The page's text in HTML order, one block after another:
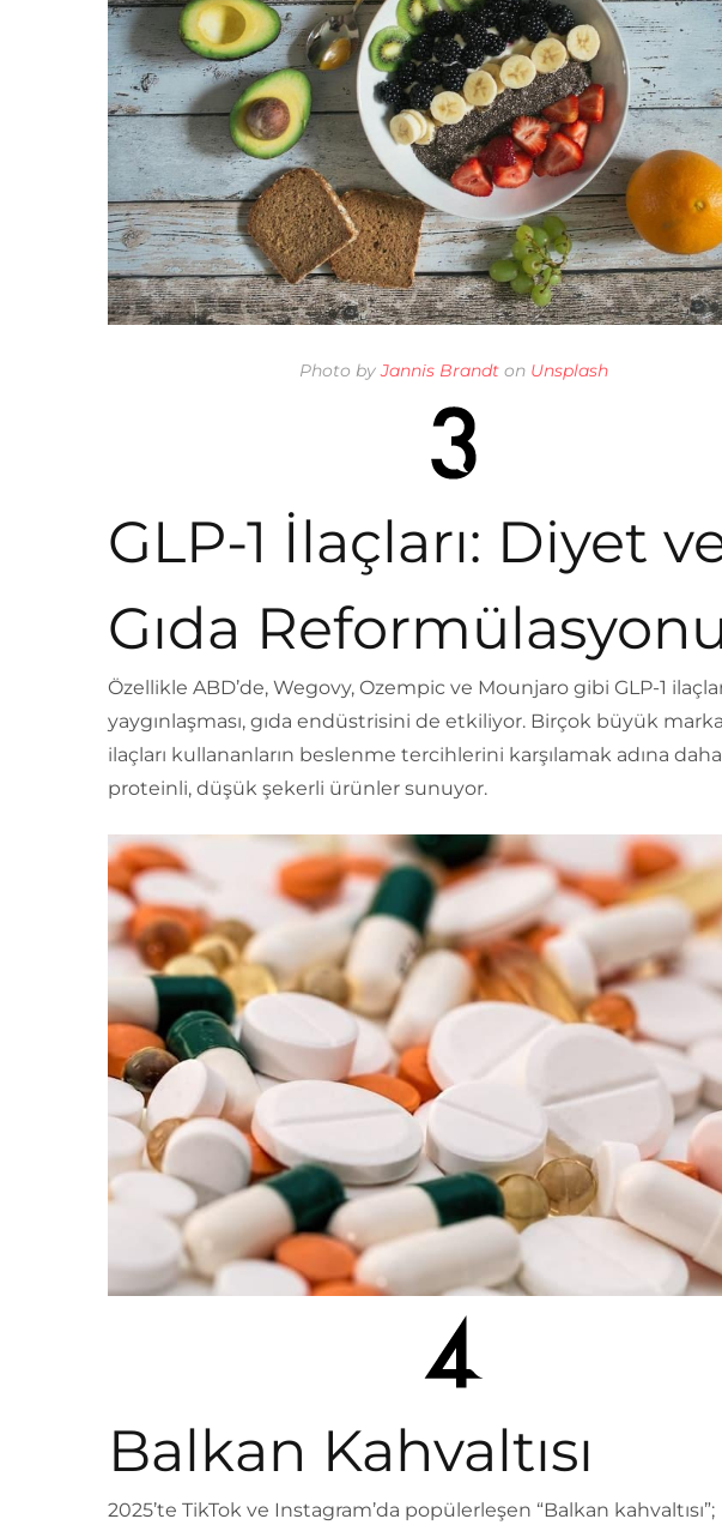
Photo byJannis Brandton Unsplash
GLP-1 İlaçları: Diyet
Gıda
Özellikle ABD’de, Wegovy, Ozempic ve Mounjaro gibi GLP-1
yaygınlaşması, gıda endüstrisini de etkiliyor. Birçok büyük
ilaçları kullananların beslenme tercihlerini karşılamak adına
proteinli, düşük şekerli ürünler sunuyor.
Balkan Kahvaltısı
2025’te TikTok ve Instagram’da popülerleşen “Balkan kahvaltısı”;